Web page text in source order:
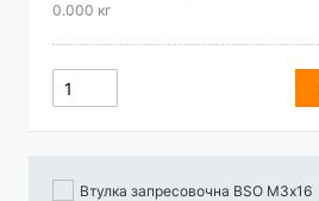
0.000 кг
Втулка запресовочна BSO М3х16